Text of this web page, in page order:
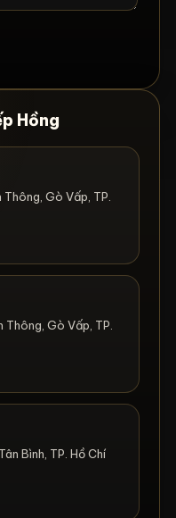
Hồng
Gò Vấp, TP.
Thông, Gò Vấp, TP.
Bình, TP. Hồ Chí